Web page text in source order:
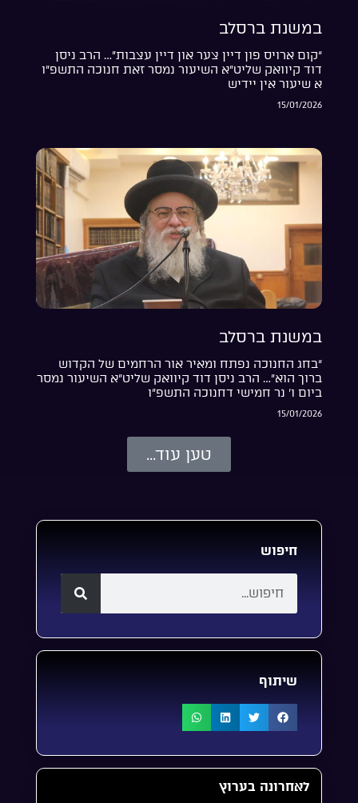
במשנת ברסלב
“קום ארויס פון דיין צער און דיין עצבות”… הרב ניסן
דוד קיוואק שליט”א השיעור נמסר זאת חנוכה התשפ”ו
א שיעור אין יידיש
15/01/2026
במשנת ברסלב
“בחג החנוכה נפתח ומאיר אור הרחמים של הקדוש
ברוך הוא”… הרב ניסן דוד קיוואק שליט”א השיעור נמסר
ביום ו’ נר חמישי דחנוכה התשפ”ו
15/01/2026
טען עוד...
חיפוש
שיתוף
לאחרונה בערוץ